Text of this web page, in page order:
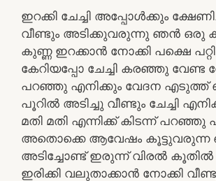
ഇറക്കി ചേച്ചി അപ്പോൾക്കും
വീണ്ടും അടിക്കുവരുന്നു ഞൻ ഒരു
കുണ്ണ ഇറക്കാൻ നോക്കി പക്ഷെ
കേറിയപ്പോ ചേച്ചി കരഞ്ഞു വേണ്ട
പറഞ്ഞു എനിക്കും വേദന
പൂറിൽ അടിച്ചു വീണ്ടും ചേച്ചി
മതി മതി എന്നിക്ക് കിടന്ന് പറഞ്ഞു
അതൊക്കെ ആവേഷം കൂട്ടുവരുന്ന
അടിച്ചോണ്ട് ഇരുന്ന് വിരൽ കൂതിൽ
ഇരിക്കി വലുതാക്കാൻ നോക്കി